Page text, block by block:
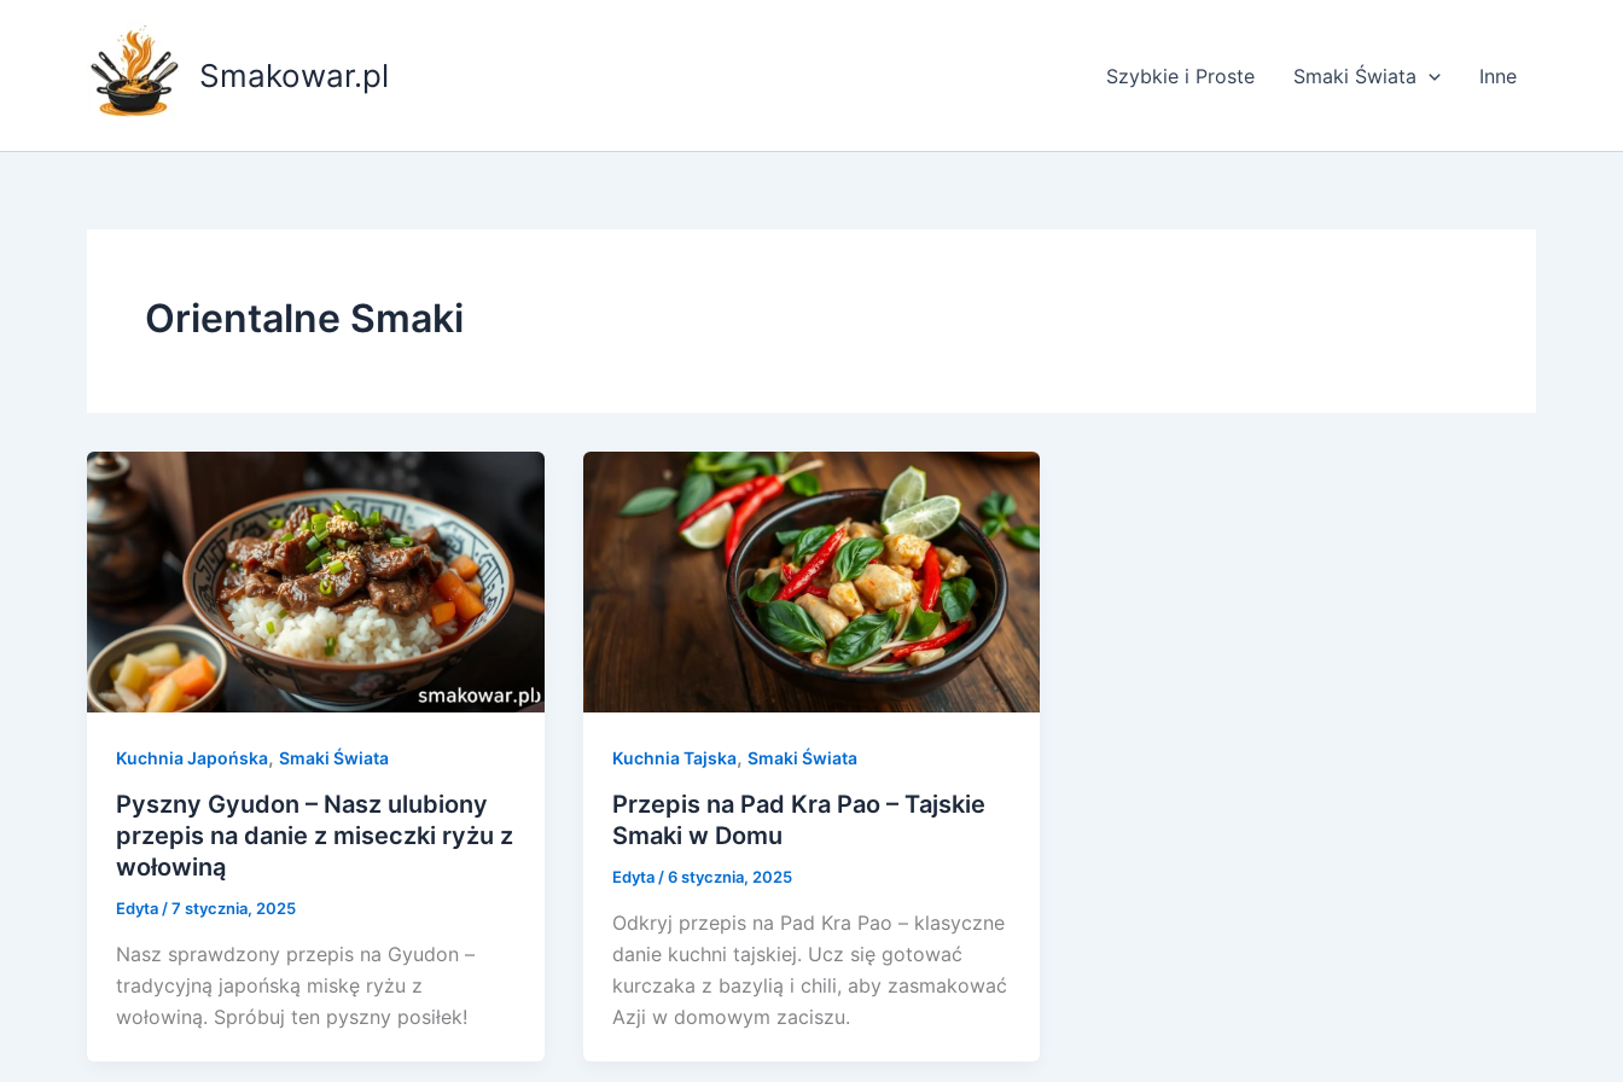
Smakowar.pl Szybkie i Proste Smaki Świata Inne
Orientalne Smaki
Kuchnia Japońska, Smaki Świata
Pyszny Gyudon – Nasz ulubiony
przepis na danie z miseczki ryżu z
wołowiną
Edyta /7 stycznia, 2025
Nasz sprawdzony przepis na Gyudon –
tradycyjną japońską miskę ryżu z
wołowiną. Spróbuj ten pyszny posiłek!
Kuchnia Tajska, Smaki Świata
Przepis na Pad Kra Pao – Tajskie
Smaki w Domu
Edyta /6 stycznia, 2025
Odkryj przepis na Pad Kra Pao – klasyczne
danie kuchni tajskiej. Ucz się gotować
kurczaka z bazylią i chili, aby zasmakować
Azji w domowym zaciszu.